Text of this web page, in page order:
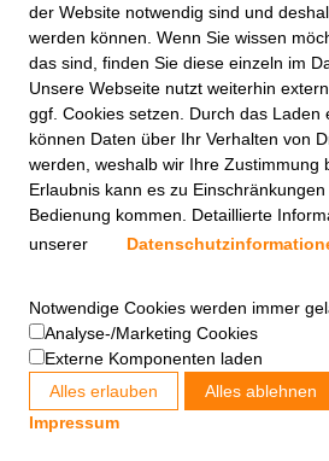
der Website notwendig sind und
werden können. Wenn Sie wissen
das sind, finden Sie diese einzeln im
Unsere Webseite nutzt weiterhin
ggf. Cookies setzen. Durch das Laden
können Daten über Ihr Verhalten von
werden, weshalb wir Ihre Zustimmung
Erlaubnis kann es zu
Bedienung kommen. Detaillierte
unserer
Notwendige Cookies werden immer
Analyse-/Marketing Cookies
Externe Komponenten laden
Alles erlauben
Alles ablehnen
Impressum